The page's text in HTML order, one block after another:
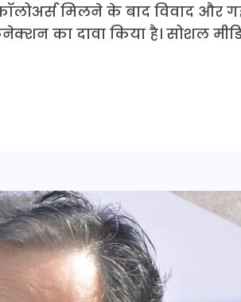
फॉलोअर्स मिलने के बाद विवाद और
का दावा किया है। सोशल